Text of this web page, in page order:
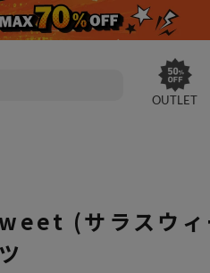
OUTLET
(サラスウ